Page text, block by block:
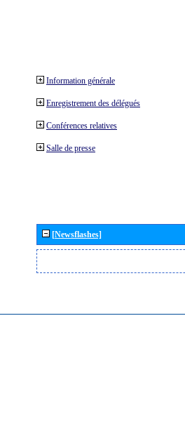
Information générale
Enregistrement des délégués
Conférences relatives
Salle de presse
[Newsflashes]